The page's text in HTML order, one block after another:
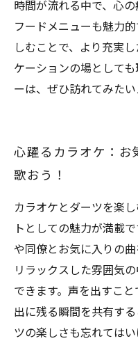
時間が流れる中で、心
フードメニューも魅力
しむことで、より充実
ケーションの場として
ーは、ぜひ訪れてみたい
心躍るカラオケ：お
歌おう！
カラオケとダーツを楽
トとしての魅力が満載
や同僚とお気に入りの曲
リラックスした雰囲気
できます。声を出すこ
出に残る瞬間を共有す
ツの楽しさも忘れては